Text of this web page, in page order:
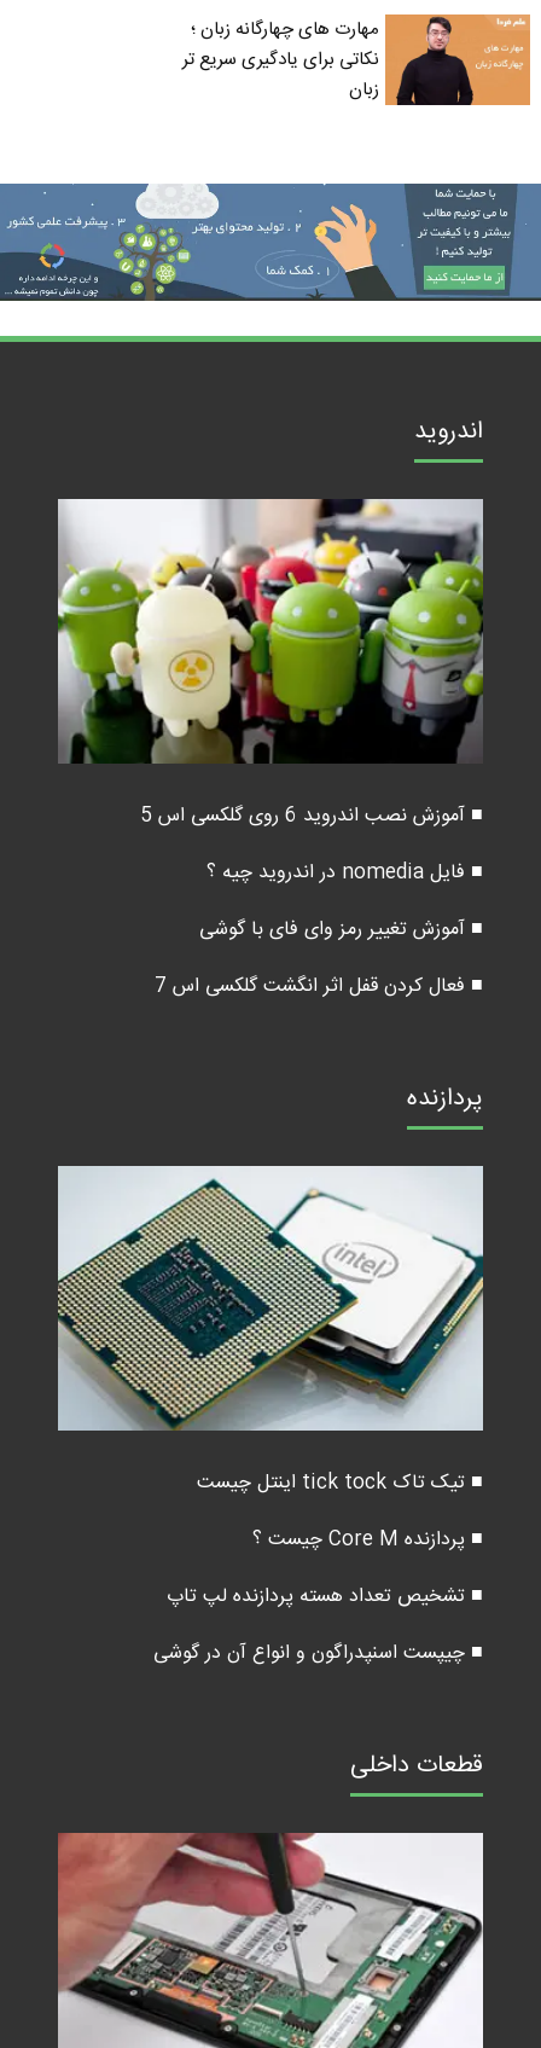
مهارت های چهارگانه زبان ؛
نکاتی برای یادگیری سریع تر
زبان
اندروید
■ آموزش نصب اندروید 6 روی گلکسی اس 5
■ فایل nomedia در اندروید چیه ؟
■ آموزش تغییر رمز وای فای با گوشی
■ فعال کردن قفل اثر انگشت گلکسی اس 7
پردازنده
■ تیک تاک tick tock اینتل چیست
■ پردازنده Core M چیست ؟
■ تشخیص تعداد هسته پردازنده لپ تاپ
■ چیپست اسنپدراگون و انواع آن در گوشی
قطعات داخلی